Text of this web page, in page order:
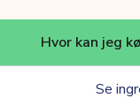
Hvor kan jeg
Se